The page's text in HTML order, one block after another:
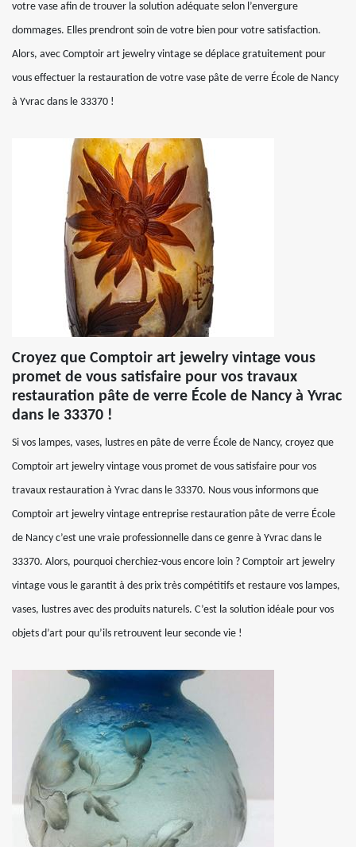
votre vase afin de trouver la solution adéquate selon l’envergure
dommages. Elles prendront soin de votre bien pour votre satisfaction.
Alors, avec Comptoir art jewelry vintage se déplace gratuitement pour
vous effectuer la restauration de votre vase pâte de verre École de Nancy
à Yvrac dans le 33370 !
Croyez que Comptoir art jewelry vintage vous
promet de vous satisfaire pour vos travaux
restauration pâte de verre École de Nancy à Yvrac
dans le 33370 !
Si vos lampes, vases, lustres en pâte de verre École de Nancy, croyez que
Comptoir art jewelry vintage vous promet de vous satisfaire pour vos
travaux restauration à Yvrac dans le 33370. Nous vous informons que
Comptoir art jewelry vintage entreprise restauration pâte de verre École
de Nancy c’est une vraie professionnelle dans ce genre à Yvrac dans le
33370. Alors, pourquoi cherchiez-vous encore loin ? Comptoir art jewelry
vintage vous le garantit à des prix très compétitifs et restaure vos lampes,
vases, lustres avec des produits naturels. C’est la solution idéale pour vos
objets d’art pour qu’ils retrouvent leur seconde vie !